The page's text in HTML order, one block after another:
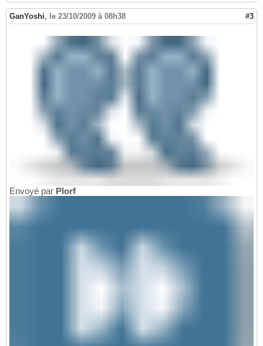
GanYoshi, le 23/10/2009 à 08h38 #3
Envoyé par Plorf